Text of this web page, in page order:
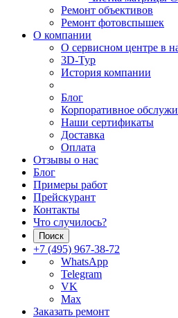
Ремонт объективов
Ремонт фотовспышек
О компании
О сервисном центре в
3D-Тур
История компании
Блог
Корпоративное
Наши сертификаты
Доставка
Оплата
Отзывы о нас
Блог
Примеры работ
Прейскурант
Контакты
Что случилось?
Поиск
+7 (495) 967-38-72
WhatsApp
Telegram
VK
Max
Заказать ремонт